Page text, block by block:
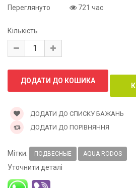
Переглянуто
721 час
Кількість
ДОДАТИ ДО СПИСКУ БАЖАНЬ
ДОДАТИ ДО ПОРІВНЯННЯ
Мітки: ПОДВЕСНЫЕ AQUA RODOS
Уточнити деталі